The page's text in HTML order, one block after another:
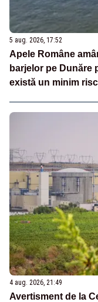
5 aug. 2026, 17:52
Apele Române
barjelor pe Dunăre
există un minim
4 aug. 2026, 21:49
Avertisment de la